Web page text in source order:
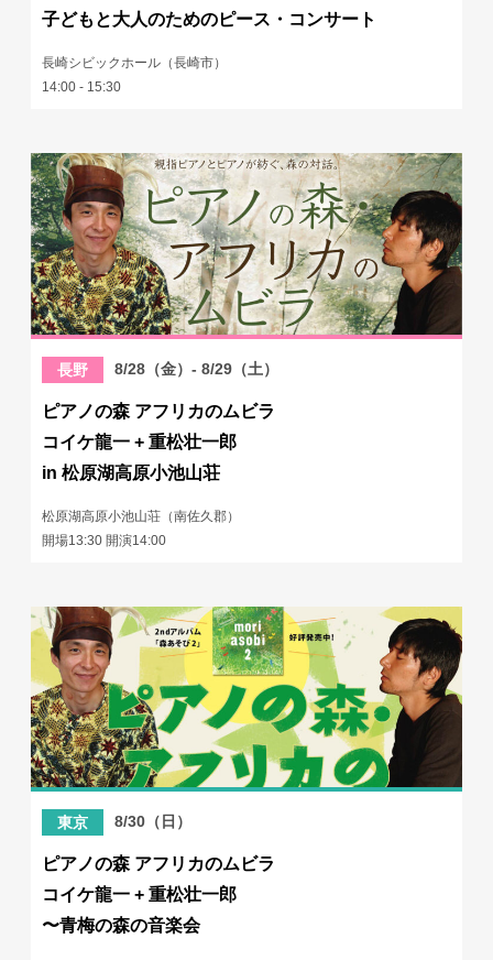
子どもと大人のためのピース・コンサート
長崎シビックホール（長崎市）
14:00 - 15:30
長野 8/28（金）- 8/29（土）
ピアノの森 アフリカのムビラ
コイケ龍一 + 重松壮一郎
in 松原湖高原小池山荘
松原湖高原小池山荘（南佐久郡）
開場13:30 開演14:00
東京 8/30（日）
ピアノの森 アフリカのムビラ
コイケ龍一 + 重松壮一郎
〜青梅の森の音楽会